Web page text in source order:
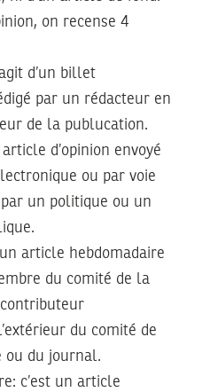
on recense 4
d’un billet
par un rédacteur en
de la publucation.
d’opinion envoyé
ou par voie
un politique ou un
article hebdomadaire
du comité de la
du comité de
ou du journal.
c’est un article